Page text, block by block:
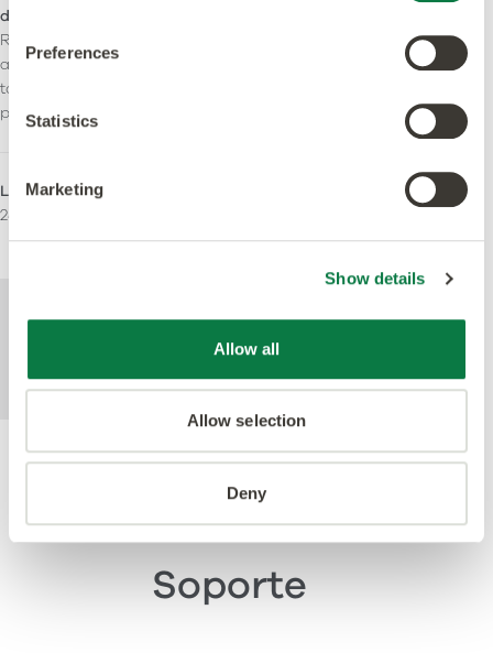
Preferences
Statistics
Marketing
Show details
Allow all
Allow selection
Deny
deslizamiento
R10: Resistencia optimizada
al deslizamento durante
toda la vida útil del
producto.
LRV - Valor Y
24
Pesado Comercial
especificaciones técnicas disponible para
su descarga al pie de la página.
Soporte